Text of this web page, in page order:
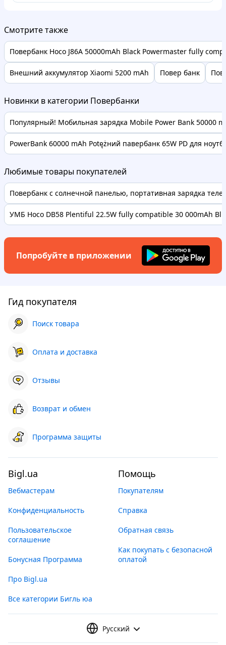
Смотрите также
Повербанк Hoco J86A 50000mAh Black Powermaster fully
Внешний аккумулятор Xiaomi 5200 mAh Повер банк
Новинки в категории Повербанки
Популярный! Мобильная зарядка Mobile Power Bank 50000
PowerBank 60000 mAh Potężний павербанк 65W PD для
Любимые товары покупателей
Повербанк с солнечной панелью, портативная зарядка
УМБ Hoco DB58 Plentiful 22.5W fully compatible 30 000mAh
Попробуйте в приложении
Гид покупателя
Поиск товара
Оплата и доставка
Отзывы
Возврат и обмен
Программа защиты
Bigl.ua
Вебмастерам
Конфиденциальность
Пользовательское
соглашение
Бонусная Программа
Про Bigl.ua
Все категории Бигль юа
Помощь
Покупателям
Справка
Обратная связь
Как покупать с безопасной
оплатой
Русский